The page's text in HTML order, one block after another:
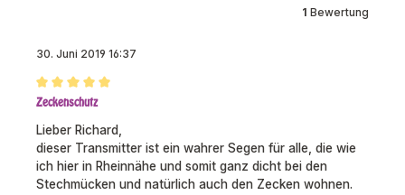
1 Bewertung
30. Juni 2019 16:37
Bewertung mit 5 von 5 Sternen
Zeckenschutz
Lieber Richard,
dieser Transmitter ist ein wahrer Segen für alle, die wie
ich hier in Rheinnähe und somit ganz dicht bei den
Stechmücken und natürlich auch den Zecken wohnen.